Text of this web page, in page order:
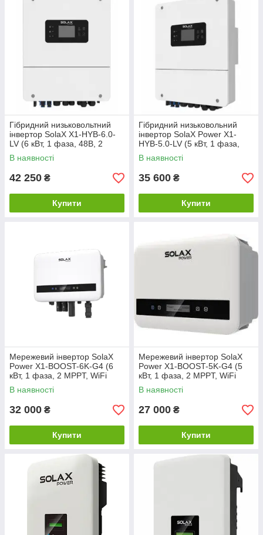
— Дистанційне оновлення програмного забезпечення
— Надійна робота при температурах -30…+60°C
Інвертори SolaX — це сучасне рішення для тих, хто хоче
електростанцію з максимальною генерацією електроенергії
Гібридний низьковольтний
інвертор SolaX X1-HYB-6.0-
LV (6 кВт, 1 фаза, 48В, 2
MPPT, WiFi)
В наявності
42 250 ₴
Купити
Гібридний низьковольний
інвертор SolaX Power X1-
HYB-5.0-LV (5 кВт, 1 фаза,
48В, 2 MPPT, WiFi)
В наявності
35 600 ₴
Купити
Мережевий інвертор SolaX
Power X1-BOOST-6K-G4 (6
кВт, 1 фаза, 2 MPPT, WiFi
Ready, 220В)
В наявності
32 000 ₴
Купити
Мережевий інвертор SolaX
Power X1-BOOST-5K-G4 (5
кВт, 1 фаза, 2 MPPT, WiFi
Ready, 220В)
В наявності
27 000 ₴
Купити